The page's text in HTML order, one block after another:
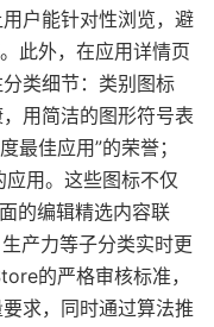
户能针对性浏览，避
此外，在应用详情页
类细节：类别图标
用简洁的图形符号表
最佳应用”的荣誉；
用。这些图标不仅
的编辑精选内容联
产力等子分类实时更
的严格审核标准，
求，同时通过算法推